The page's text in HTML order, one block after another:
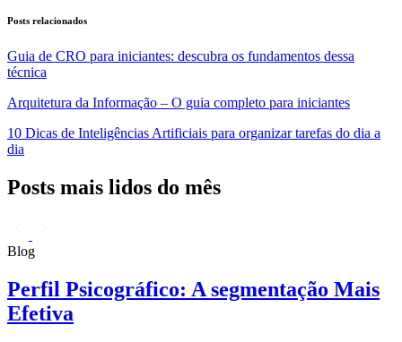
Posts relacionados
Guia de CRO para iniciantes: descubra os fundamentos dessa
técnica
Arquitetura da Informação – O guia completo para iniciantes
10 Dicas de Inteligências Artificiais para organizar tarefas do dia a
dia
Posts mais lidos do mês
Blog
Perfil Psicográfico: A segmentação Mais
Efetiva